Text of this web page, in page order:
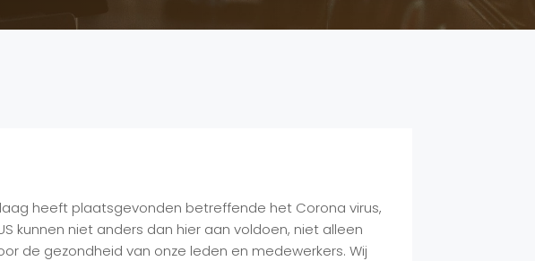
heeft plaatsgevonden betreffende het Corona virus,
kunnen niet anders dan hier aan voldoen, niet alleen
de gezondheid van onze leden en medewerkers. Wij